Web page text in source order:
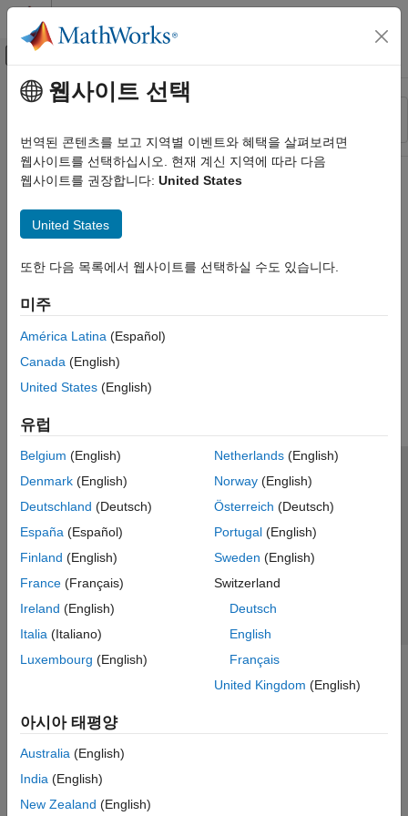
콘텐츠로 바로 가기
오프캔버스 탐색 메뉴 토글
리소스
상태
주요 콘텐츠
웹사이트 선택
번역된 콘텐츠를 보고 지역별 이벤트와 혜택을 살펴보려면
웹사이트를 선택하십시오. 현재 계신 지역에 따라 다음
웹사이트를 권장합니다: United States
United States
또한 다음 목록에서 웹사이트를 선택하실 수도 있습니다.
미주
América Latina (Español)
Canada (English)
United States (English)
유럽
Belgium (English)
Denmark (English)
Deutschland (Deutsch)
España (Español)
Finland (English)
France (Français)
Ireland (English)
Italia (Italiano)
Luxembourg (English)
Netherlands(English)
Norway(English)
Österreich (Deutsch)
Portugal(English)
Sweden (English)
Switzerland
Deutsch
English
Français
United Kingdom (English)
아시아 태평양
Australia (English)
India (English)
New Zealand (English)
신뢰 센터 등록 상표 개인정보 취급방침
불법 복제 방지
애플리케이션 상태
© 1994-2026 The MathWorks, Inc.